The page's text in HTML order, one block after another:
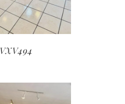
VXV494